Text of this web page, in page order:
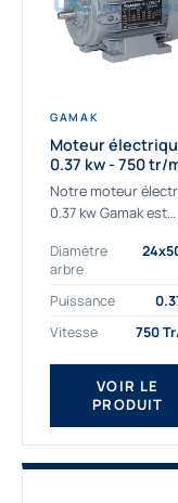
GAMAK
Moteur
0.37 kw - 750 tr/
230/400V - IE3
Notre moteur
0.37 kw Gamak est
aux applications
sévères. Nous
déterminons,
fournissons
des moteurs
asynchrones
nombreuses
Diamètre
arbre
Puissance
Vitesse
750
VOIR LE
PRODUIT